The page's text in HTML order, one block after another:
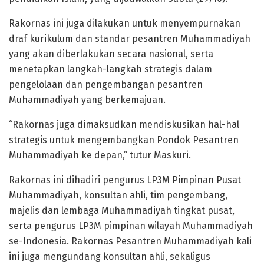
Rakornas ini juga dilakukan untuk menyempurnakan
draf kurikulum dan standar pesantren Muhammadiyah
yang akan diberlakukan secara nasional, serta
menetapkan langkah-langkah strategis dalam
pengelolaan dan pengembangan pesantren
Muhammadiyah yang berkemajuan.
“Rakornas juga dimaksudkan mendiskusikan hal-hal
strategis untuk mengembangkan Pondok Pesantren
Muhammadiyah ke depan,” tutur Maskuri.
Rakornas ini dihadiri pengurus LP3M Pimpinan Pusat
Muhammadiyah, konsultan ahli, tim pengembang,
majelis dan lembaga Muhammadiyah tingkat pusat,
serta pengurus LP3M pimpinan wilayah Muhammadiyah
se-Indonesia. Rakornas Pesantren Muhammadiyah kali
ini juga mengundang konsultan ahli, sekaligus